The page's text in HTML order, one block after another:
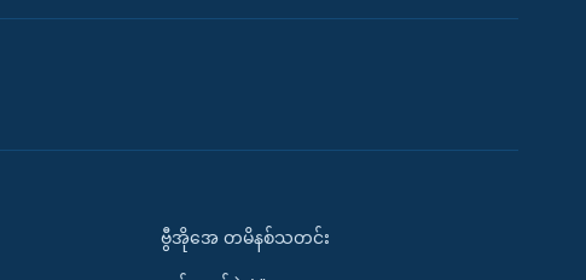
ဗွီအိုအေ တမိနစ်သတင်း